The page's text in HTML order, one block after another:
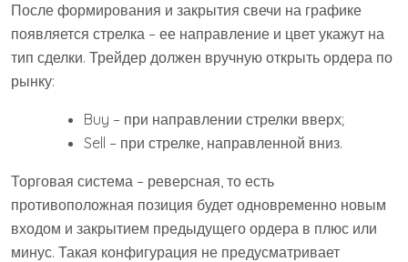
После формирования и закрытия свечи на графике
появляется стрелка – ее направление и цвет укажут на
тип сделки. Трейдер должен вручную открыть ордера по
рынку:
Buy – при направлении стрелки вверх;
Sell – при стрелке, направленной вниз.
Торговая система – реверсная, то есть
противоположная позиция будет одновременно новым
входом и закрытием предыдущего ордера в плюс или
минус. Такая конфигурация не предусматривает